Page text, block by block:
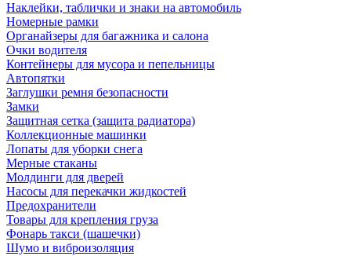
Наклейки, таблички и знаки на автомобиль
Номерные рамки
Органайзеры для багажника и салона
Очки водителя
Контейнеры для мусора и пепельницы
Автопятки
Заглушки ремня безопасности
Замки
Защитная сетка (защита радиатора)
Коллекционные машинки
Лопаты для уборки снега
Мерные стаканы
Молдинги для дверей
Насосы для перекачки жидкостей
Предохранители
Товары для крепления груза
Фонарь такси (шашечки)
Шумо и виброизоляция